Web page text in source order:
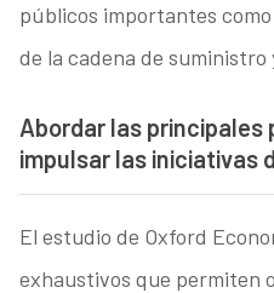
públicos importantes
de la cadena de suministro
Abordar las principales
impulsar las iniciativas
El estudio de Oxford
exhaustivos que permiten